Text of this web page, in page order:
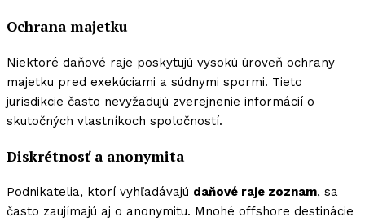
Ochrana majetku
Niektoré daňové raje poskytujú vysokú úroveň ochrany
majetku pred exekúciami a súdnymi spormi. Tieto
jurisdikcie často nevyžadujú zverejnenie informácií o
skutočných vlastníkoch spoločností.
Diskrétnosť a anonymita
Podnikatelia, ktorí vyhľadávajú daňové raje zoznam, sa
často zaujímajú aj o anonymitu. Mnohé offshore destinácie